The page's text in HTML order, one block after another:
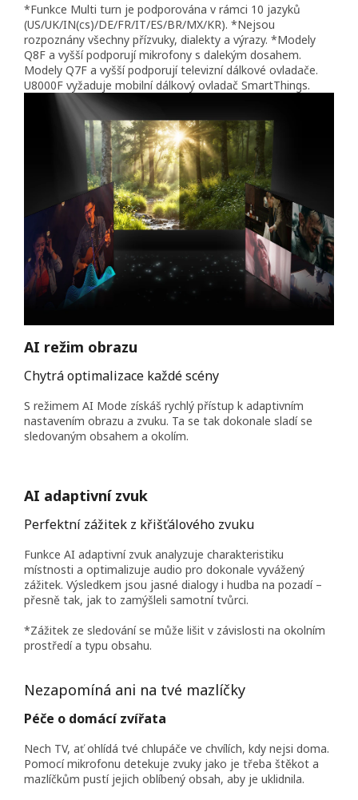
*Funkce Multi turn je podporována v rámci 10 jazyků
(US/UK/IN(cs)/DE/FR/IT/ES/BR/MX/KR). *Nejsou
rozpoznány všechny přízvuky, dialekty a výrazy. *Modely
Q8F a vyšší podporují mikrofony s dalekým dosahem.
Modely Q7F a vyšší podporují televizní dálkové ovladače.
U8000F vyžaduje mobilní dálkový ovladač SmartThings.
AI režim obrazu
Chytrá optimalizace každé scény
S režimem AI Mode získáš rychlý přístup k adaptivním
nastavením obrazu a zvuku. Ta se tak dokonale sladí se
sledovaným obsahem a okolím.
AI adaptivní zvuk
Perfektní zážitek z křišťálového zvuku
Funkce AI adaptivní zvuk analyzuje charakteristiku
místnosti a optimalizuje audio pro dokonale vyvážený
zážitek. Výsledkem jsou jasné dialogy i hudba na pozadí –
přesně tak, jak to zamýšleli samotní tvůrci.
*Zážitek ze sledování se může lišit v závislosti na okolním
prostředí a typu obsahu.
Nezapomíná ani na tvé mazlíčky
Péče o domácí zvířata
Nech TV, ať ohlídá tvé chlupáče ve chvílích, kdy nejsi doma.
Pomocí mikrofonu detekuje zvuky jako je třeba štěkot a
mazlíčkům pustí jejich oblíbený obsah, aby je uklidnila.